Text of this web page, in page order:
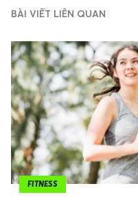
BÀI VIẾT LIÊN QUAN
FITNESS